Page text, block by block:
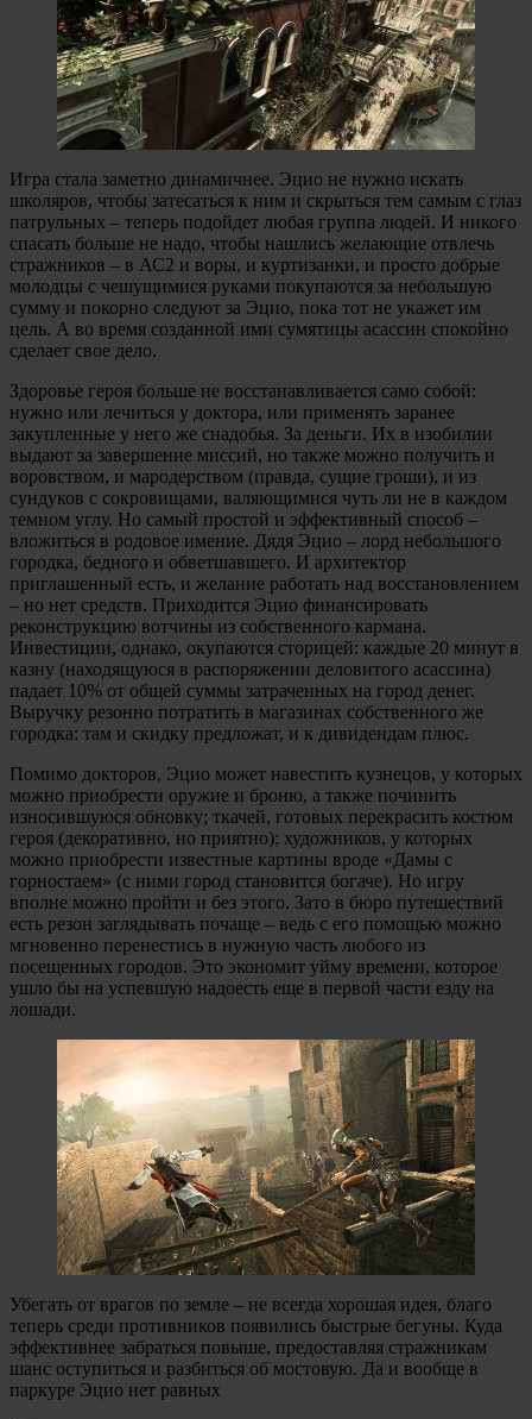
Игра стала заметно динамичнее. Эцио не нужно искать
школяров, чтобы затесаться к ним и скрыться тем самым с глаз
патрульных – теперь подойдет любая группа людей. И никого
спасать больше не надо, чтобы нашлись желающие отвлечь
стражников – в АС2 и воры, и куртизанки, и просто добрые
молодцы с чешущимися руками покупаются за небольшую
сумму и покорно следуют за Эцио, пока тот не укажет им
цель. А во время созданной ими сумятицы асассин спокойно
сделает свое дело.
Здоровье героя больше не восстанавливается само собой:
нужно или лечиться у доктора, или применять заранее
закупленные у него же снадобья. За деньги. Их в изобилии
выдают за завершение миссий, но также можно получить и
воровством, и мародерством (правда, сущие гроши), и из
сундуков с сокровищами, валяющимися чуть ли не в каждом
темном углу. Но самый простой и эффективный способ –
вложиться в родовое имение. Дядя Эцио – лорд небольшого
городка, бедного и обветшавшего. И архитектор
приглашенный есть, и желание работать над восстановлением
– но нет средств. Приходится Эцио финансировать
реконструкцию вотчины из собственного кармана.
Инвестиции, однако, окупаются сторицей: каждые 20 минут в
казну (находящуюся в распоряжении деловитого асассина)
падает 10% от общей суммы затраченных на город денег.
Выручку резонно потратить в магазинах собственного же
городка: там и скидку предложат, и к дивидендам плюс.
Помимо докторов, Эцио может навестить кузнецов, у которых
можно приобрести оружие и броню, а также починить
износившуюся обновку; ткачей, готовых перекрасить костюм
героя (декоративно, но приятно); художников, у которых
можно приобрести известные картины вроде «Дамы с
горностаем» (с ними город становится богаче). Но игру
вполне можно пройти и без этого. Зато в бюро путешествий
есть резон заглядывать почаще – ведь с его помощью можно
мгновенно перенестись в нужную часть любого из
посещенных городов. Это экономит уйму времени, которое
ушло бы на успевшую надоесть еще в первой части езду на
лошади.
Убегать от врагов по земле – не всегда хорошая идея, благо
теперь среди противников появились быстрые бегуны. Куда
эффективнее забраться повыше, предоставляя стражникам
шанс оступиться и разбиться об мостовую. Да и вообще в
паркуре Эцио нет равных